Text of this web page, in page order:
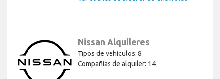
Nissan Alquileres
Tipos de vehículos: 8
Compañías de alquiler: 14